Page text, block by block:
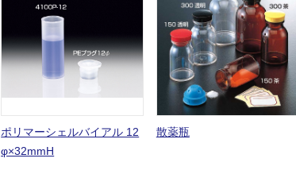
ポリマーシェルバイアル 12
φ×32mmH
散薬瓶